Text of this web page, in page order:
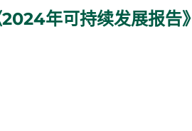
年可持续发展报告》